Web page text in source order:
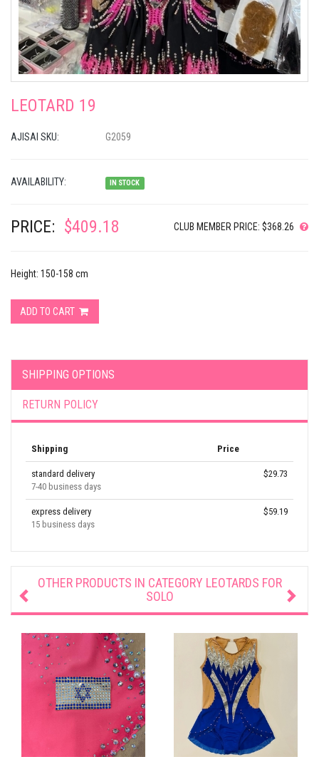
LEOTARD 19
AJISAI SKU: G2059
AVAILABILITY: IN STOCK
PRICE: $409.18 CLUB MEMBER PRICE: $368.26
Height: 150-158 cm
ADD TO CART
SHIPPING OPTIONS
RETURN POLICY
Shipping Price
standard delivery
7-40 business days
$29.73
express delivery
15 business days
$59.19
OTHER PRODUCTS IN CATEGORY LEOTARDS FOR
SOLO